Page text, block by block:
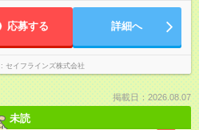
6:00）のお仕事も可能。
応募する 詳細へ
セイフラインズ株式会社
掲載日：2026.08.07
未読